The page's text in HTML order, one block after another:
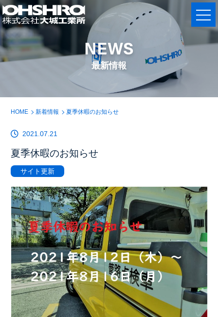
NEWS
最新情報
HOME 新着情報 夏季休暇のお知らせ
2021.07.21
夏季休暇のお知らせ
サイト更新